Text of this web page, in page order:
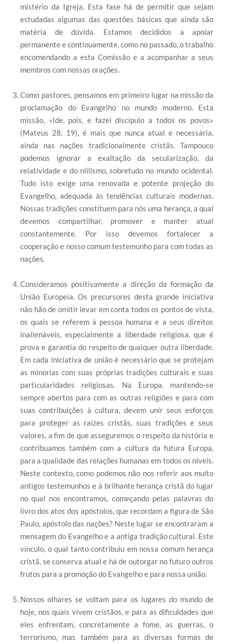
mistério da Igreja. Esta fase há de permitir que sejam
estudadas algumas das questões básicas que ainda são
matéria de dúvida. Estamos decididos a apoiar
permanente e continuamente, como no passado, o trabalho
encomendando a esta Comissão e a acompanhar a seus
membros com nossas orações.
Como pastores, pensamos em primeiro lugar na missão da
proclamação do Evangelho no mundo moderno. Esta
missão, «Ide, pois, e fazei discípulo a todos os povos»
(Mateus 28, 19), é mais que nunca atual e necessária,
ainda nas nações tradicionalmente cristãs. Tampouco
podemos ignorar a exaltação da secularização, da
relatividade e do niilismo, sobretudo no mundo ocidental.
Tudo isto exige uma renovada e potente projeção do
Evangelho, adequada às tendências culturais modernas.
Nossas tradições constituem para nós uma herança, a qual
devemos compartilhar, promover e manter atual
constantemente. Por isso devemos fortalecer a
cooperação e nosso comum testemunho para com todas as
nações.
Consideramos positivamente a direção da formação da
União Europeia. Os precursores desta grande iniciativa
não hão de omitir levar em conta todos os pontos de vista,
os quais se referem à pessoa humana e a seus direitos
inalienáveis, especialmente a liberdade religiosa, que é
prova e garantia do respeito de qualquer outra liberdade.
Em cada iniciativa de união é necessário que se protejam
as minorias com suas próprias tradições culturais e suas
particularidades religiosas. Na Europa, mantendo-se
sempre abertos para com as outras religiões e para com
suas contribuições à cultura, devem unir seus esforços
para proteger as raízes cristãs, suas tradições e seus
valores, a fim de que asseguremos o respeito da história e
contribuamos também com a cultura da futura Europa,
para a qualidade das relações humanas em todos os níveis.
Neste contexto, como podemos não nos referir aos muito
antigos testemunhos e à brilhante herança cristã do lugar
no qual nos encontramos, começando pelas palavras do
livro dos atos dos apóstolos, que recordam a figura de São
Paulo, apóstolo das nações? Neste lugar se encontraram a
mensagem do Evangelho e a antiga tradição cultural. Este
vínculo, o qual tanto contribuiu em nossa comum herança
cristã, se conserva atual e há de outorgar no futuro outros
frutos para a promoção do Evangelho e para nossa união.
Nossos olhares se voltam para os lugares do mundo de
hoje, nos quais vivem cristãos, e para as dificuldades que
eles enfrentam, concretamente a fome, as guerras, o
terrorismo, mas também para as diversas formas de